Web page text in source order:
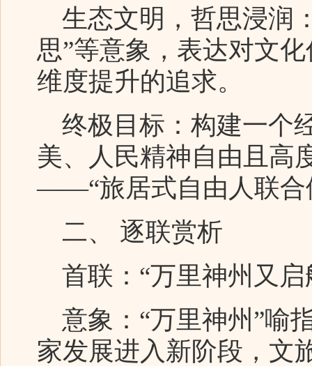
生态文明，哲思浸润
思”等意象，表达对文
维度提升的追求。
终极目标：构建一个
美、人民精神自由且高
——“旅居式自由人联合
二、 逐联赏析
首联：“万里神州又启
意象：“万里神州”喻
家发展进入新阶段，文